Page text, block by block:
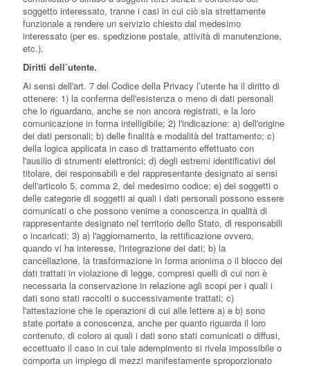
soggetto interessato, tranne i casi in cui ciò sia strettamente
funzionale a rendere un servizio chiesto dal medesimo
interessato (per es. spedizione postale, attività di manutenzione,
etc.).
Diritti dell’utente.
Ai sensi dell'art. 7 del Codice della Privacy l’utente ha il diritto di
ottenere: 1) la conferma dell'esistenza o meno di dati personali
che lo riguardano, anche se non ancora registrati, e la loro
comunicazione in forma intelligibile; 2) l'indicazione: a) dell'origine
dei dati personali; b) delle finalità e modalità del trattamento; c)
della logica applicata in caso di trattamento effettuato con
l'ausilio di strumenti elettronici; d) degli estremi identificativi del
titolare, dei responsabili e del rappresentante designato ai sensi
dell'articolo 5, comma 2, del medesimo codice; e) dei soggetti o
delle categorie di soggetti ai quali i dati personali possono essere
comunicati o che possono venirne a conoscenza in qualità di
rappresentante designato nel territorio dello Stato, di responsabili
o incaricati; 3) a) l'aggiornamento, la rettificazione ovvero,
quando vi ha interesse, l'integrazione dei dati; b) la
cancellazione, la trasformazione in forma anonima o il blocco dei
dati trattati in violazione di legge, compresi quelli di cui non è
necessaria la conservazione in relazione agli scopi per i quali i
dati sono stati raccolti o successivamente trattati; c)
l'attestazione che le operazioni di cui alle lettere a) e b) sono
state portate a conoscenza, anche per quanto riguarda il loro
contenuto, di coloro ai quali i dati sono stati comunicati o diffusi,
eccettuato il caso in cui tale adempimento si rivela impossibile o
comporta un impiego di mezzi manifestamente sproporzionato